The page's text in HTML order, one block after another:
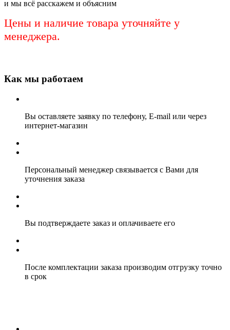
и мы всё расскажем и объясним
Цены и наличие товара уточняйте у
менеджера.
Как мы работаем
Вы оставляете заявку по телефону, E-mail или через
интернет-магазин
Персональный менеджер связывается с Вами для
уточнения заказа
Вы подтверждаете заказ и оплачиваете его
После комплектации заказа производим отгрузку точно
в срок